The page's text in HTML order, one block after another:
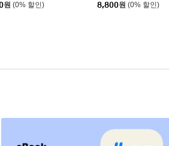
원 (0% 할인)
8,800원 (0% 할인)